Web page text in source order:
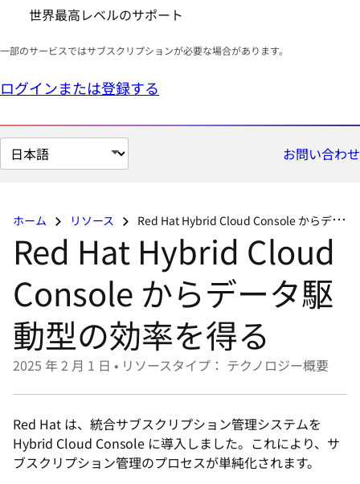
世界最高レベルのサポート
一部のサービスではサブスクリプションが必要な場合があります。
ログインまたは登録する
ペ
ー
の
択
し
て
さ
い
お問い合わせ
ホーム リソース Red Hat Hybrid Cloud Console からデータ駆動型の効率を得る
Red Hat Hybrid Cloud
Console からデータ駆
動型の効率を得る
2025 年 2 月 1 日 • リソースタイプ： テクノロジー概要
Red Hat は、統合サブスクリプション管理システムを
Hybrid Cloud Console に導入しました。これにより、サ
ブスクリプション管理のプロセスが単純化されます。